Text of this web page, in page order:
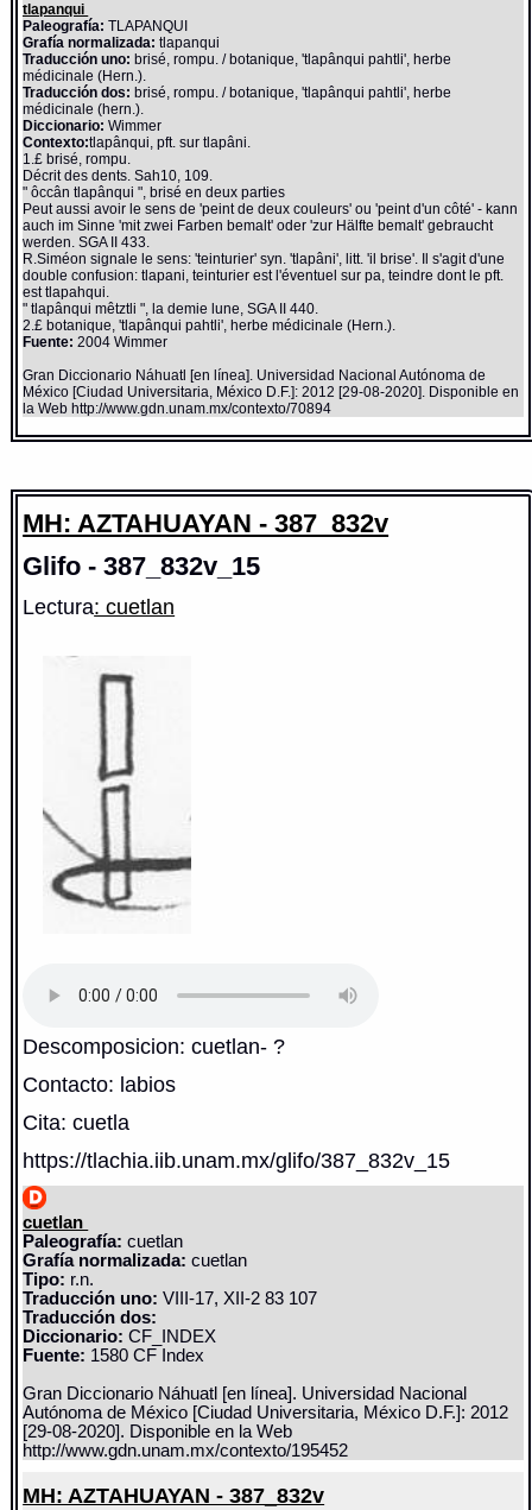
tlapanqui
Paleografía: TLAPANQUI
Grafía normalizada: tlapanqui
Traducción uno: brisé, rompu. / botanique, 'tlapânqui pahtli', herbe
médicinale (Hern.).
Traducción dos: brisé, rompu. / botanique, 'tlapânqui pahtli', herbe
médicinale (hern.).
Diccionario:Wimmer
Contexto:tlapânqui, pft. sur tlapâni.
1.£ brisé, rompu.
Décrit des dents. Sah10, 109.
" ôccân tlapânqui ", brisé en deux parties
Peut aussi avoir le sens de 'peint de deux couleurs' ou 'peint d'un côté' - kann
auch im Sinne 'mit zwei Farben bemalt' oder 'zur Hälfte bemalt' gebraucht
werden. SGA II 433.
R.Siméon signale le sens: 'teinturier' syn. 'tlapâni', litt. 'il brise'. Il s'agit d'une
double confusion: tlapani, teinturier est l'éventuel sur pa, teindre dont le pft.
est tlapahqui.
" tlapânqui mêtztli ", la demie lune, SGA II 440.
2.£ botanique, 'tlapânqui pahtli', herbe médicinale (Hern.).
Fuente: 2004 Wimmer
Gran Diccionario Náhuatl [en línea]. Universidad Nacional Autónoma de
México [Ciudad Universitaria, México D.F.]: 2012 [29-08-2020]. Disponible en
la Web http://www.gdn.unam.mx/contexto/70894
MH: AZTAHUAYAN - 387_832v
Glifo - 387_832v_15
Lectura: cuetlan
Descomposicion: cuetlan- ?
Contacto: labios
Cita: cuetla
https://tlachia.iib.unam.mx/glifo/387_832v_15
cuetlan
Paleografía: cuetlan
Grafía normalizada: cuetlan
Tipo: r.n.
Traducción uno: VIII-17, XII-2 83 107
Traducción dos:
Diccionario:CF_INDEX
Fuente: 1580 CF Index
Gran Diccionario Náhuatl [en línea]. Universidad Nacional
Autónoma de México [Ciudad Universitaria, México D.F.]: 2012
[29-08-2020]. Disponible en la Web
http://www.gdn.unam.mx/contexto/195452
MH: AZTAHUAYAN - 387_832v